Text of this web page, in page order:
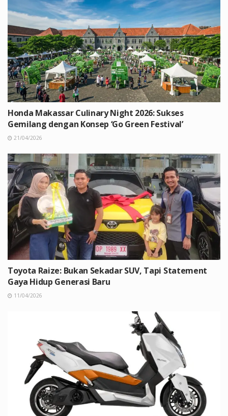
Honda Makassar Culinary Night 2026: Sukses
Gemilang dengan Konsep ‘Go Green Festival’
21/04/2026
Toyota Raize: Bukan Sekadar SUV, Tapi Statement
Gaya Hidup Generasi Baru
11/04/2026